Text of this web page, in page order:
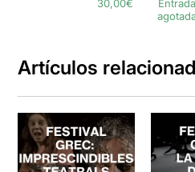
30,00€
Artículos